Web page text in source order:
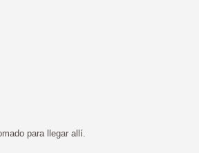
para llegar allí.